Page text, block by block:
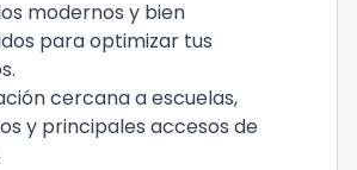
modernos y bien
para optimizar tus
cercana a escuelas,
y principales accesos de